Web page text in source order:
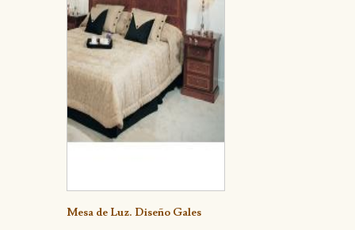
Detalle
Mesa de Luz. Diseño Gales